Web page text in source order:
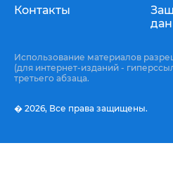
Контакты
Использование материалов
(для интернет-изданий -
третьего абзаца.
� 2026, Все права защищены.